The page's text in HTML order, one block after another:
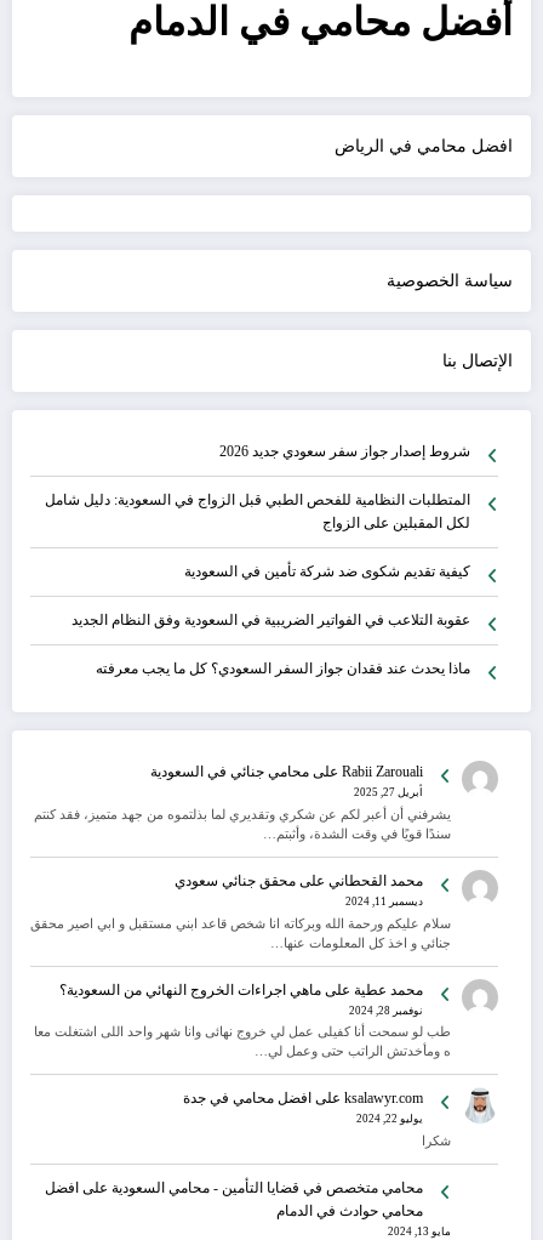
أفضل محامي في الدمام
افضل محامي في الرياض
سياسة الخصوصية
الإتصال بنا
شروط إصدار جواز سفر سعودي جديد 2026
المتطلبات النظامية للفحص الطبي قبل الزواج في السعودية: دليل شامل
لكل المقبلين على الزواج
كيفية تقديم شكوى ضد شركة تأمين في السعودية
عقوبة التلاعب في الفواتير الضريبية في السعودية وفق النظام الجديد
ماذا يحدث عند فقدان جواز السفر السعودي؟ كل ما يجب معرفته
Rabii Zarouali على محامي جنائي في السعودية
أبريل 27, 2025
يشرفني أن أعبر لكم عن شكري وتقديري لما بذلتموه من جهد متميز، فقد كنتم
سندًا قويًا في وقت الشدة، وأثبتم…
محمد القحطاني على محقق جنائي سعودي
ديسمبر 11, 2024
سلام عليكم ورحمة الله وبركاته انا شخص قاعد ابني مستقبل و ابي اصير محقق
جنائي و اخذ كل المعلومات عنها…
محمد عطية على ماهي اجراءات الخروج النهائي من السعودية؟
نوفمبر 28, 2024
طب لو سمحت أنا كفيلى عمل لي خروج نهائى وانا شهر واحد اللى اشتغلت معا
ه ومأخدتش الراتب حتى وعمل لي…
ksalawyr.com على افضل محامي في جدة
يوليو 22, 2024
شكرا
محامي متخصص في قضايا التأمين - محامي السعودية على افضل
محامي حوادث في الدمام
مايو 13, 2024